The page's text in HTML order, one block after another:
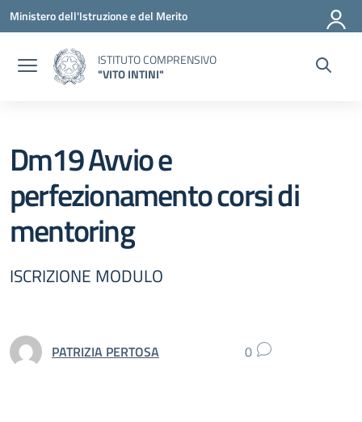
Vai ai contenuti
Vai al menu di navigazione
Vai al footer
Ministero dell'Istruzione e del Merito
ISTITUTO COMPRENSIVO
"VITO INTINI"
Dm19 Avvio e
perfezionamento corsi di
mentoring
ISCRIZIONE MODULO
PATRIZIA PERTOSA 0